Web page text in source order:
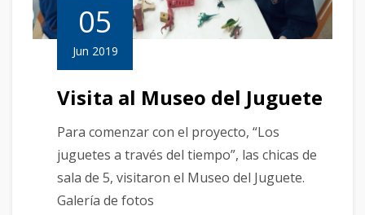
05
Jun 2019
Visita al Museo del Juguete
Para comenzar con el proyecto, “Los
juguetes a través del tiempo”, las chicas de
sala de 5, visitaron el Museo del Juguete.
Galería de fotos